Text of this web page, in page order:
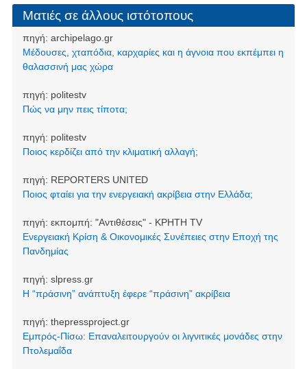
Ματιές σε άλλους ιστότοπους
πηγή: archipelago.gr
Μέδουσες, χταπόδια, καρχαρίες και η άγνοια που εκπέμπει η
θαλασσινή μας χώρα
πηγή: politestv
Πώς να μην πεις τίποτα;
πηγή: politestv
Ποιος κερδίζει από την κλιματική αλλαγή;
πηγή: REPORTERS UNITED
Ποιος φταίει για την ενεργειακή ακρίβεια στην Ελλάδα;
πηγή: εκπομπή: "Αντιθέσεις" - ΚΡΗΤΗ TV
Ενεργειακή Κρίση & Οικονομικές Συνέπειες στην Εποχή της
Πανδημίας
πηγή: slpress.gr
Η “πράσινη” ανάπτυξη έφερε “πράσινη” ακρίβεια
πηγή: thepressproject.gr
Εμπρός-Πίσω: Επαναλειτουργούν οι λιγνιτικές μονάδες στην
Πτολεμαΐδα